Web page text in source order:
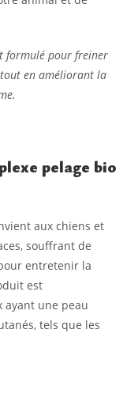
formulé pour freiner
en améliorant la
pelage bio
aux chiens et
souffrant de
entretenir la
est
une peau
tels que les